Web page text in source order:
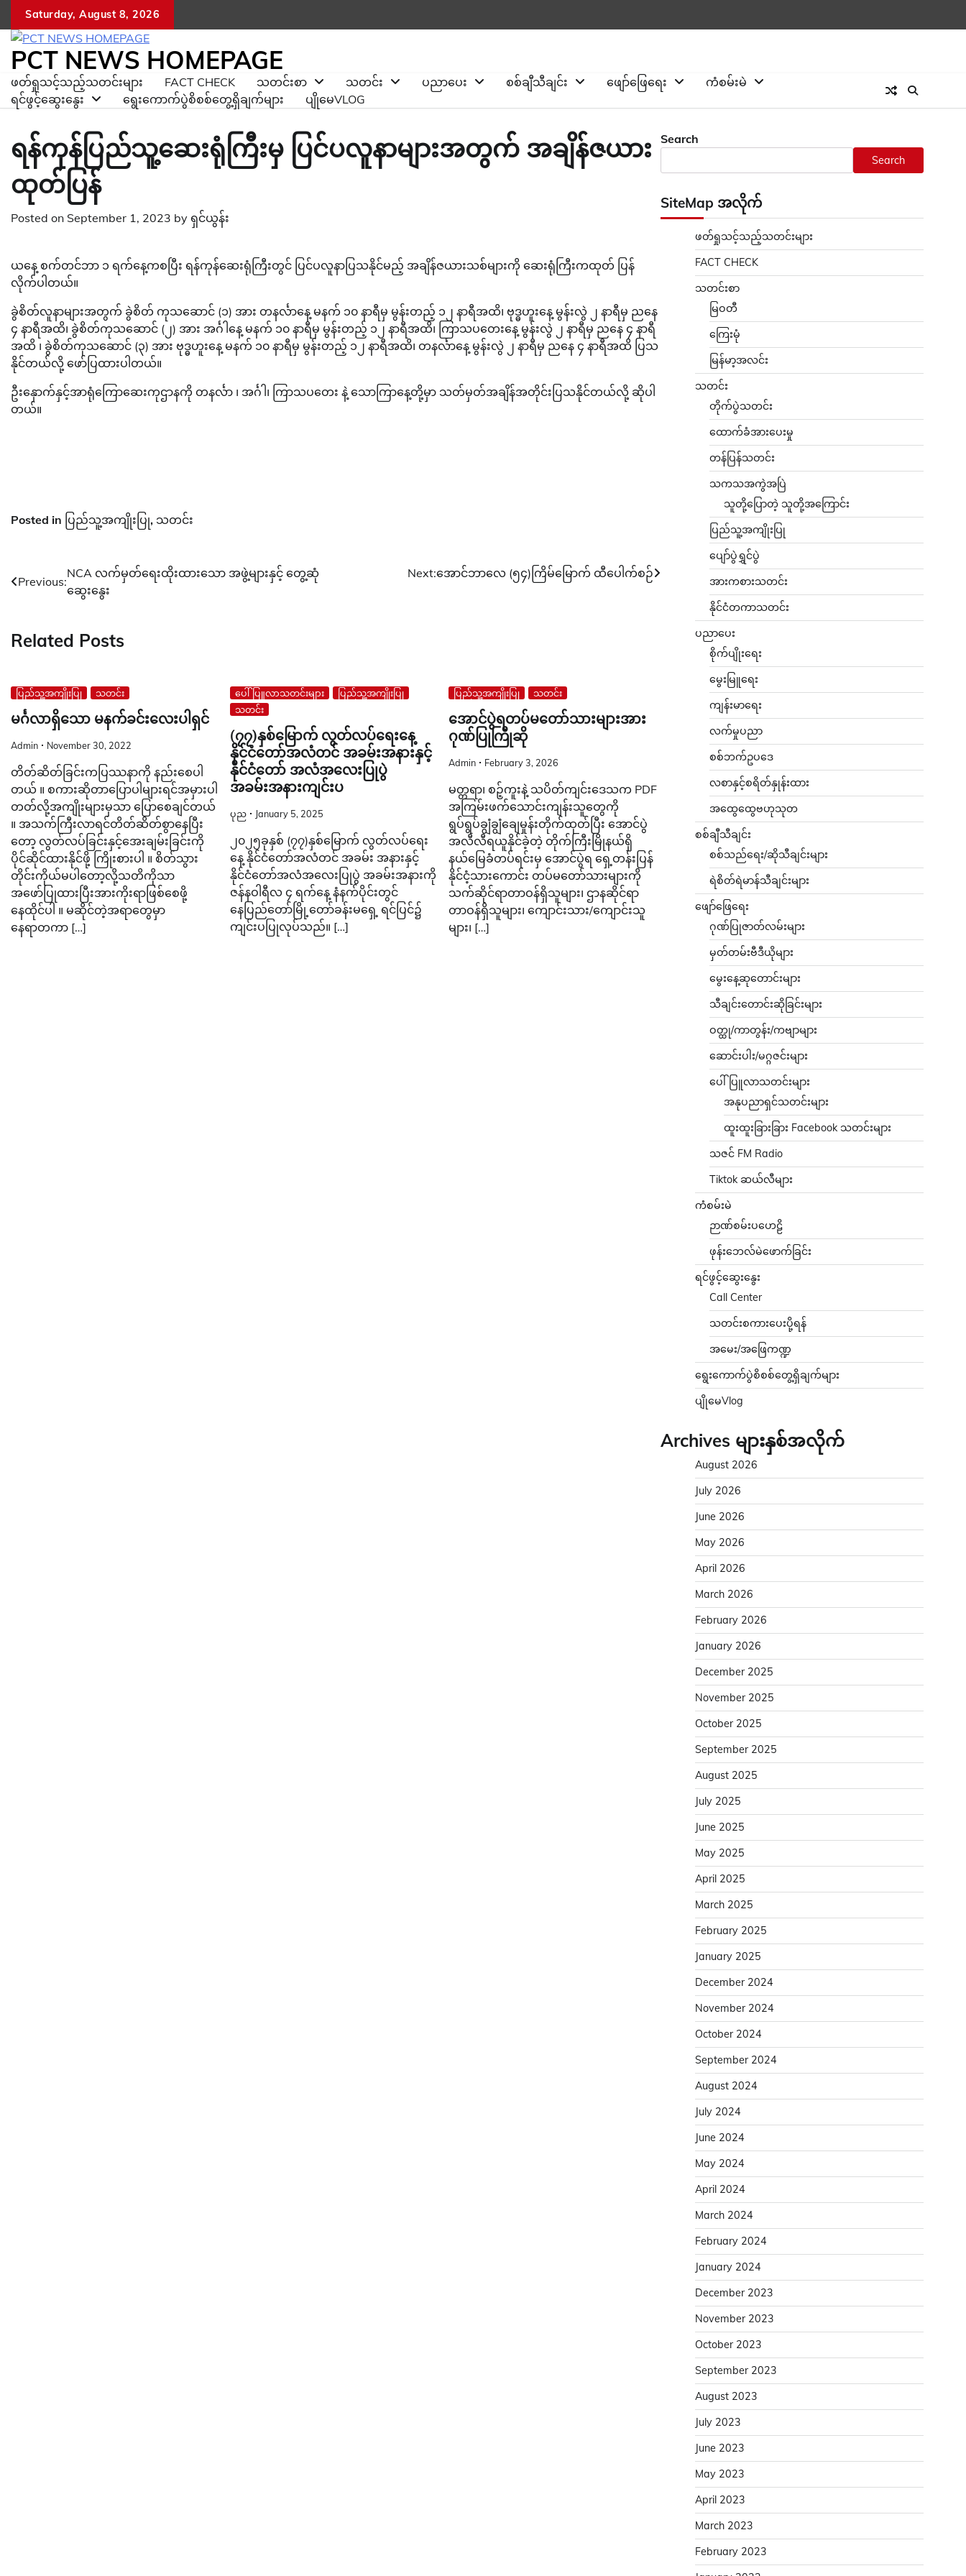
content
Saturday, August 8, 2026
PCT NEWS HOMEPAGE
ဖတ်ရှုသင့်သည့်သတင်းများ FACT CHECK သတင်းစာ သတင်း ပညာပေး စစ်ချီသီချင်း ဖျော်ဖြေရေး
ကံစမ်းမဲ
ရင်ဖွင့်ဆွေးနွေး
ရွေးကောက်ပွဲစိစစ်တွေ့ရှိချက်များ ပျိုမေVLOG
ရန်ကုန်ပြည်သူ့ဆေးရုံကြီးမှ ပြင်ပလူနာများအတွက် အချိန်ဇယား
ထုတ်ပြန်
Posted on September 1, 2023 by ရှင်ယွန်း
ယနေ့ စက်တင်ဘာ ၁ ရက်နေ့ကစပြီး ရန်ကုန်ဆေးရုံကြီးတွင် ပြင်ပလူနာပြသနိုင်မည့် အချိန်ဇယားသစ်များကို ဆေးရုံကြီးကထုတ် ပြန်
လိုက်ပါတယ်။
ခွဲစိတ်လူနာများအတွက် ခွဲစိတ် ကုသဆောင် (၁) အား တနင်္လာနေ့ မနက် ၁၀ နာရီမှ မွန်းတည့် ၁၂ နာရီအထိ၊ ဗုဒ္ဓဟူးနေ့ မွန်းလွဲ ၂ နာရီမှ ညနေ
၄ နာရီအထိ၊ ခွဲစိတ်ကုသဆောင် (၂) အား အင်္ဂါနေ့ မနက် ၁၀ နာရီမှ မွန်းတည့် ၁၂ နာရီအထိ၊ ကြာသပတေးနေ့ မွန်းလွဲ ၂ နာရီမှ ညနေ ၄ နာရီ
အထိ ၊ ခွဲစိတ်ကုသဆောင် (၃) အား ဗုဒ္ဓဟူးနေ့ မနက် ၁၀ နာရီမှ မွန်းတည့် ၁၂ နာရီအထိ၊ တနင်္လာနေ့ မွန်းလွဲ ၂ နာရီမှ ညနေ ၄ နာရီအထိ ပြသ
နိုင်‌တယ်လို့ ဖော်ပြထားပါတယ်။
ဦးနှောက်နှင့်အာရုံကြောဆေးကုဌာနကို တနင်္လာ ၊ အင်္ဂါ၊ ကြာသပတေး နဲ့ သောကြာနေ့တို့မှာ သတ်မှတ်အချိန်အတိုင်းပြသနိုင်တယ်လို့ ဆိုပါ
တယ်။
Posted in ပြည်သူ့အကျိုးပြု, သတင်း
Post
navigation
Previous:
NCA လက်မှတ်ရေးထိုးထားသော အဖွဲ့များနှင့် တွေ့ဆုံ
ဆွေးနွေး
Next:အောင်ဘာလေ (၅၄)ကြိမ်မြောက် ထီပေါက်စဉ်
Related Posts
ပြည်သူ့အကျိုးပြု သတင်း
မင်္ဂလာရှိသော မနက်ခင်းလေးပါရှင်
Admin November 30, 2022
တိတ်ဆိတ်ခြင်းကပြဿနာကို နည်းစေပါ
တယ် ။ စကားဆိုတာပြောပါများရင်အမှားပါ
တတ်လို့အကျိုးများမှသာ ပြောစေချင်တယ်
။ အသက်ကြီးလာရင်တိတ်ဆိတ်စွာနေပြီး
တော့ လွတ်လပ်ခြင်းနှင့်အေးချမ်းခြင်းကို
ပိုင်ဆိုင်ထားနိုင်ဖို့ ကြိုးစားပါ ။ စိတ်သွား
တိုင်းကိုယ်မပါတော့လို့သတိကိုသာ
အဖော်ပြုထားပြီးအားကိုးရာဖြစ်စေဖို့
နေထိုင်ပါ ။ မဆိုင်တဲ့အရာတွေမှာ
နေရာတကာ […]
ပေါ်ပြူလာသတင်းများ
ပြည်သူ့အကျိုးပြု
သတင်း
(၇၇)နှစ်မြောက် လွတ်လပ်ရေးနေ့
နိုင်ငံတော်အလံတင် အခမ်းအနားနှင့်
နိုင်ငံတော် အလံအလေးပြုပွဲ
အခမ်းအနားကျင်းပ
ပုည January 5, 2025
၂၀၂၅ခုနှစ် (၇၇)နှစ်မြောက် လွတ်လပ်ရေး
နေ့ နိုင်ငံတော်အလံတင် အခမ်း အနားနှင့်
နိုင်ငံတော်အလံအလေးပြုပွဲ အခမ်းအနားကို
ဇန်နဝါရီလ ၄ ရက်နေ့ နံနက်ပိုင်းတွင်
နေပြည်တော်မြို့တော်ခန်းမရှေ့ ရင်ပြင်၌
ကျင်းပပြုလုပ်သည်။ […]
ပြည်သူ့အကျိုးပြု သတင်း
အောင်ပွဲရတပ်မတော်သားများအား
ဂုဏ်ပြုကြိုဆို
Admin February 3, 2026
မတ္တရာ၊ စဉ့်ကူးနဲ့ သပိတ်ကျင်းဒေသက PDF
အကြမ်းဖက်သောင်းကျန်းသူတွေကို
ရွပ်ရွပ်ချွံချွံချေမှုန်းတိုက်ထုတ်ပြီး အောင်ပွဲ
အလီလီရယူနိုင်ခဲ့တဲ့ တိုက်ကြီးမြိုနယ်ရှိ
နယ်မြေခံတပ်ရင်းမှ အောင်ပွဲရ ရှေ့တန်းပြန်
နိုင်ငံ့သားကောင်း တပ်မတော်သားများကို
သက်ဆိုင်ရာတာဝန်ရှိသူများ၊ ဌာနဆိုင်ရာ
တာဝန်ရှိသူများ၊ ကျောင်းသား/ကျောင်းသူ
များ၊ […]
Search
Search
SiteMap အလိုက်
ဖတ်ရှုသင့်သည့်သတင်းများ
FACT CHECK
သတင်းစာ
မြဝတီ
ကြေးမုံ
မြန်မာ့အလင်း
သတင်း
တိုက်ပွဲသတင်း
ထောက်ခံအားပေးမှု
တန်ပြန်သတင်း
သကသအကွဲအပြဲ
သူတို့ပြောတဲ့ သူတို့အကြောင်း
ပြည်သူ့အကျိုးပြု
ပျော်ပွဲရွှင်ပွဲ
အားကစားသတင်း
နိုင်ငံတကာသတင်း
ပညာပေး
စိုက်ပျိုးရေး
မွေးမြူရေး
ကျန်းမာရေး
လက်မှုပညာ
စစ်ဘက်ဥပဒေ
လစာနှင့်စရိတ်နှုန်းထား
အထွေထွေဗဟုသုတ
စစ်ချီသီချင်း
စစ်သည်ရေး/ဆိုသီချင်းများ
ရဲစိတ်ရဲမာန်သီချင်းများ
ဖျော်ဖြေရေး
ဂုဏ်ပြုဇာတ်လမ်းများ
မှတ်တမ်းဗီဒီယိုများ
မွေးနေ့ဆုတောင်းများ
သီချင်းတောင်းဆိုခြင်းများ
ဝတ္ထု/ကာတွန်း/ကဗျာများ
ဆောင်းပါး/မဂ္ဂဇင်းများ
ပေါ်ပြူလာသတင်းများ
အနုပညာရှင်သတင်းများ
ထူးထူးခြားခြား Facebook သတင်းများ
သဇင် FM Radio
Tiktok ဆယ်လီများ
ကံစမ်းမဲ
ဉာဏ်စမ်းပဟေဠိ
ဖုန်းဘေလ်မဲဖောက်ခြင်း
ရင်ဖွင့်ဆွေးနွေး
Call Center
သတင်းစကားပေးပို့ရန်
အမေး/အဖြေကဏ္ဍ
ရွေးကောက်ပွဲစိစစ်တွေ့ရှိချက်များ
ပျိုမေVlog
Archives များနှစ်အလိုက်
August 2026
July 2026
June 2026
May 2026
April 2026
March 2026
February 2026
January 2026
December 2025
November 2025
October 2025
September 2025
August 2025
July 2025
June 2025
May 2025
April 2025
March 2025
February 2025
January 2025
December 2024
November 2024
October 2024
September 2024
August 2024
July 2024
June 2024
May 2024
April 2024
March 2024
February 2024
January 2024
December 2023
November 2023
October 2023
September 2023
August 2023
July 2023
June 2023
May 2023
April 2023
March 2023
February 2023